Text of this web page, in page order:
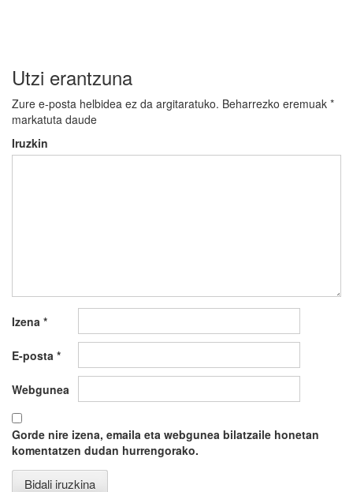
Utzi erantzuna
Zure e-posta helbidea ez da argitaratuko. Beharrezko eremuak *
markatuta daude
Iruzkin
Izena *
E-posta *
Webgunea
Gorde nire izena, emaila eta webgunea bilatzaile honetan
komentatzen dudan hurrengorako.